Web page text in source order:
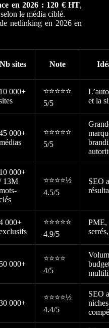
en 2026 : 120 € HT,
le média ciblé.
netlinking en 2026 en
Nb sites Note
10 000+
⭐⭐⭐⭐⭐
5/5
et la
000+
⭐⭐⭐⭐⭐
5/5
10 000+
13M
⭐⭐⭐⭐½
4.5/5
SEO
000+
⭐⭐⭐⭐⭐
4.9/5
PME,
50 000+
⭐⭐⭐⭐
4/5
000+
⭐⭐⭐⭐½
4.4/5
SEO
niches